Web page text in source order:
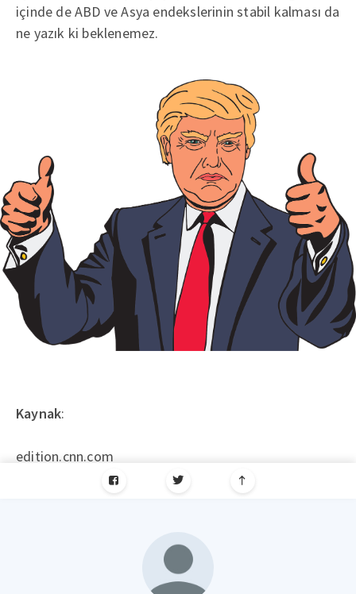
içinde de ABD ve Asya endekslerinin stabil kalması da
ne yazık ki beklenemez.
Kaynak:
edition.cnn.com